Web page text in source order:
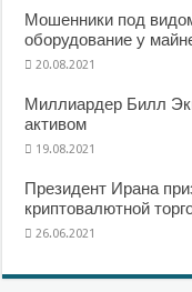
Мошенники под
оборудование у
20.08.2021
Миллиардер Билл
активом
19.08.2021
Президент Ирана
криптовалютной
26.06.2021